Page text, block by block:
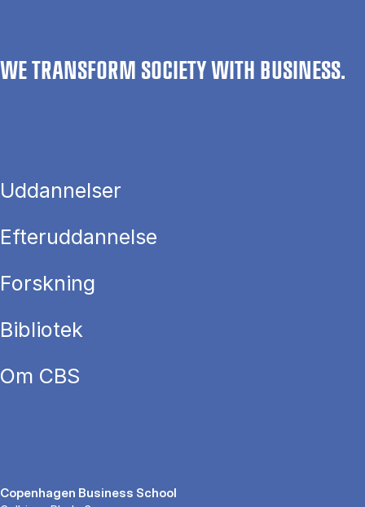
WE TRANSFORM SOCIETY WITH BUSINESS.
Uddannelser
Efteruddannelse
Forskning
Bibliotek
Om CBS
Copenhagen Business School